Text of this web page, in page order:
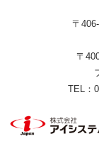
〒
〒
TEL：